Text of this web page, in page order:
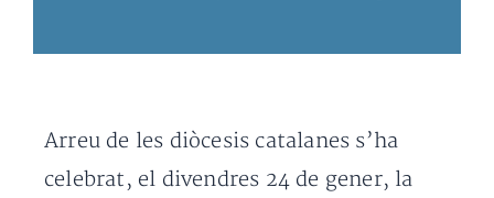
Arreu de les diòcesis catalanes s’ha
celebrat, el divendres 24 de gener, la